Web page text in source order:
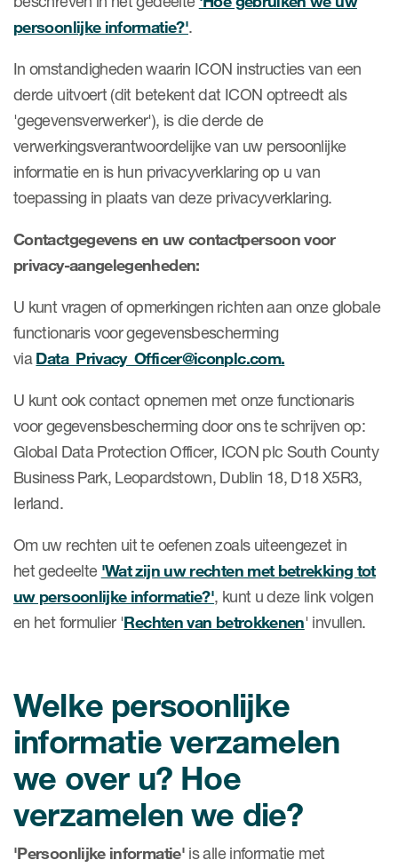
persoonlijke informatie?'.
In omstandigheden waarin ICON instructies van een
derde uitvoert (dit betekent dat ICON optreedt als
'gegevensverwerker'), is die derde de
verwerkingsverantwoordelijke van uw persoonlijke
informatie en is hun privacyverklaring op u van
toepassing in plaats van deze privacyverklaring.
Contactgegevens en uw contactpersoon voor
privacy-aangelegenheden:
U kunt vragen of opmerkingen richten aan onze globale
functionaris voor gegevensbescherming
viaData_Privacy_Officer@iconplc.com.
U kunt ook contact opnemen met onze functionaris
voor gegevensbescherming door ons te schrijven op:
Global Data Protection Officer, ICON plc South County
Business Park, Leopardstown, Dublin 18, D18 X5R3,
Ierland.
Om uw rechten uit te oefenen zoals uiteengezet in
het gedeelte 'Wat zijn uw rechten met betrekking tot
uw persoonlijke informatie?', kunt u deze link volgen
en het formulier 'Rechten van betrokkenen' invullen.
Welke persoonlijke
informatie verzamelen
we over u? Hoe
verzamelen we die?
'Persoonlijke informatie' is alle informatie met